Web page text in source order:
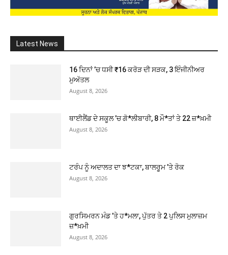
Latest News
16 ਦਿਨਾਂ ’ਚ ਧਸੀ ₹16 ਕਰੋੜ ਦੀ ਸੜਕ, 3 ਇੰਜੀਨੀਅਰ
ਮੁਅੱਤਲ
August 8, 2026
ਥਾਈਲੈਂਡ ਦੇ ਸਕੂਲ ’ਚ ਗੋ*ਲੀਬਾਰੀ, 8 ਮੌ*ਤਾਂ ਤੇ 22 ਜ਼*ਖ਼ਮੀ
August 8, 2026
ਟਰੰਪ ਨੂੰ ਅਦਾਲਤ ਦਾ ਝ*ਟਕਾ, ਬਾਲਰੂਮ ’ਤੇ ਰੋਕ
August 8, 2026
ਗੁਰਸਿਮਰਨ ਮੰਡ ’ਤੇ ਹ*ਮਲਾ, ਪੁੱਤਰ ਤੇ 2 ਪੁਲਿਸ ਮੁਲਾਜ਼ਮ
ਜ਼*ਖ਼ਮੀ
August 8, 2026